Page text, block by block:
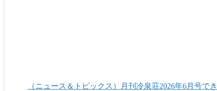
（ニュース＆トピックス）月刊冷泉荘2026年6月号でき